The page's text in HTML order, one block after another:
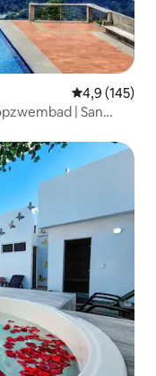
Gemiddelde
4,9 (145)
| San